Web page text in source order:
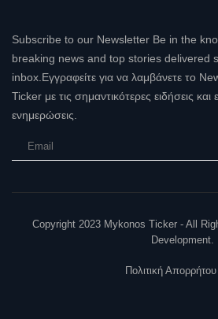
Subscribe to our Newsletter Be in the
breaking news and top stories delivered
inbox.Εγγραφείτε για να λαμβάνετε το
Ticker με τις σημαντικότερες ειδήσεις και
ενημερώσεις.
Copyright 2023 Mykonos Ticker - All
Development.
Πολιτική Απορρήτου